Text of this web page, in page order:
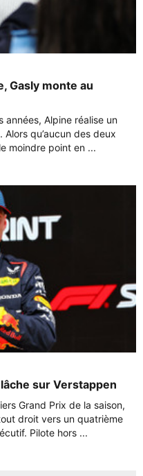
Gasly monte au
Alpine réalise un
qu’aucun des deux
moindre point en ...
sur Verstappen
Grand Prix de la saison,
droit vers un quatrième
Pilote hors ...